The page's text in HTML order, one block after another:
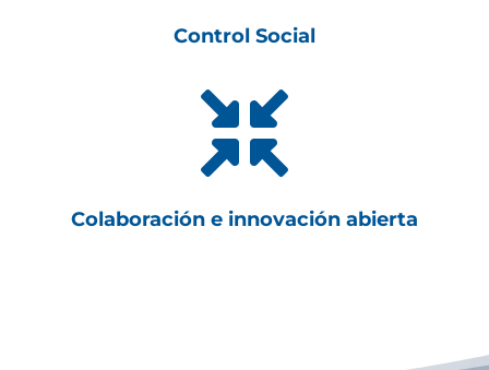
Control Social

Colaboración e innovación abierta